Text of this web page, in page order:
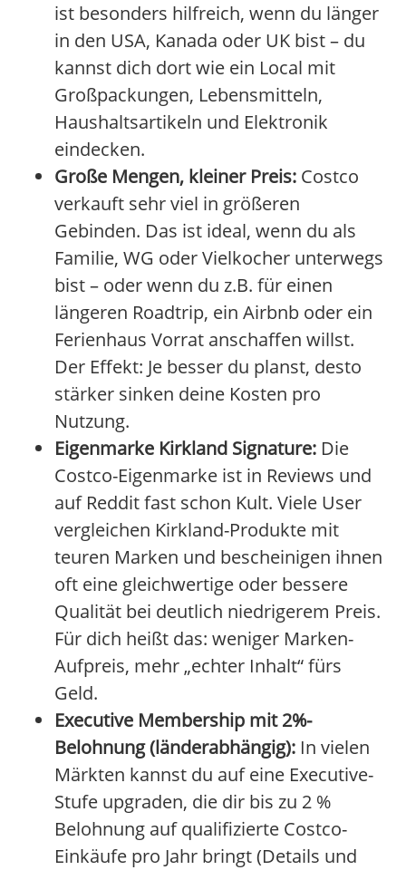
ist besonders hilfreich, wenn du länger
in den USA, Kanada oder UK bist – du
kannst dich dort wie ein Local mit
Großpackungen, Lebensmitteln,
Haushaltsartikeln und Elektronik
eindecken.
Große Mengen, kleiner Preis: Costco
verkauft sehr viel in größeren
Gebinden. Das ist ideal, wenn du als
Familie, WG oder Vielkocher unterwegs
bist – oder wenn du z.B. für einen
längeren Roadtrip, ein Airbnb oder ein
Ferienhaus Vorrat anschaffen willst.
Der Effekt: Je besser du planst, desto
stärker sinken deine Kosten pro
Nutzung.
Eigenmarke Kirkland Signature: Die
Costco-Eigenmarke ist in Reviews und
auf Reddit fast schon Kult. Viele User
vergleichen Kirkland-Produkte mit
teuren Marken und bescheinigen ihnen
oft eine gleichwertige oder bessere
Qualität bei deutlich niedrigerem Preis.
Für dich heißt das: weniger Marken-
Aufpreis, mehr „echter Inhalt“ fürs
Geld.
Executive Membership mit 2%-
Belohnung (länderabhängig): In vielen
Märkten kannst du auf eine Executive-
Stufe upgraden, die dir bis zu 2 %
Belohnung auf qualifizierte Costco-
Einkäufe pro Jahr bringt (Details und